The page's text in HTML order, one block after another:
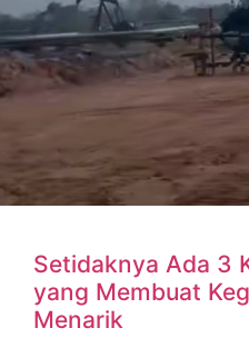
Setidaknya Ada 3
yang Membuat
Menarik